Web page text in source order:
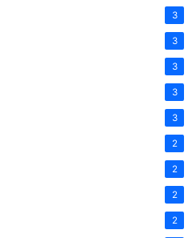
3
3
3
3
3
2
2
2
2